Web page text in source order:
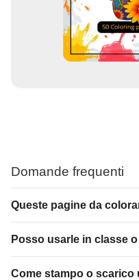
Domande frequenti
Queste pagine da
Posso usarle in classe
Come stampo o scarico